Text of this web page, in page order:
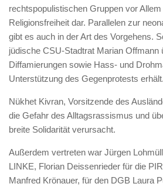
rechtspopulistischen Gruppen vor
Religionsfreiheit dar. Parallelen zur
gibt es auch in der Art des Vorgehens.
jüdische CSU-Stadtrat Marian Offmann
Diffamierungen sowie Hass- und
Unterstützung des Gegenprotests erhält.
Nükhet Kivran, Vorsitzende des
die Gefahr des Alltagsrassismus und
breite Solidarität verursacht.
Außerdem vertreten war Jürgen
LINKE, Florian Deissenrieder für die
Manfred Krönauer, für den DGB Laura